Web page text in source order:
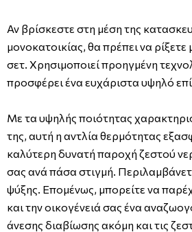
Αν βρίσκεστε στη μέση της
μονοκατοικίας, θα πρέπει να ρίξετε
σετ. Χρησιμοποιεί προηγμένη
προσφέρει ένα ευχάριστα υψηλό
Με τα υψηλής ποιότητας
της, αυτή η αντλία θερμότητας
καλύτερη δυνατή παροχή ζεστού
σας ανά πάσα στιγμή.
ψύξης. Επομένως, μπορείτε να
και την οικογένειά σας ένα
άνεσης διαβίωσης ακόμη και τις